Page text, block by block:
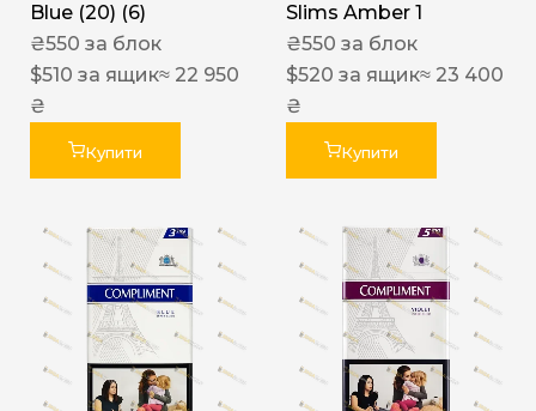
Blue (20) (6)
₴550 за блок
$510 за ящик≈ 22 950
₴
Купити
Slims Amber 1
₴550 за блок
$520 за ящик≈ 23 400
₴
Купити